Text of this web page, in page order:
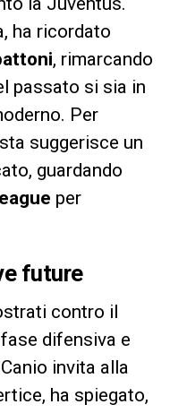
ha ricordato
, rimarcando
passato si sia in
Per
suggerisce un
guardando
per
future
contro il
difensiva e
invita alla
ha spiegato,